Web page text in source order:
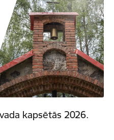
kapsētās 2026.